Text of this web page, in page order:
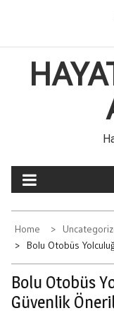
content
Home
Bolu Otobüs
Bolu Otobüs
Güvenlik